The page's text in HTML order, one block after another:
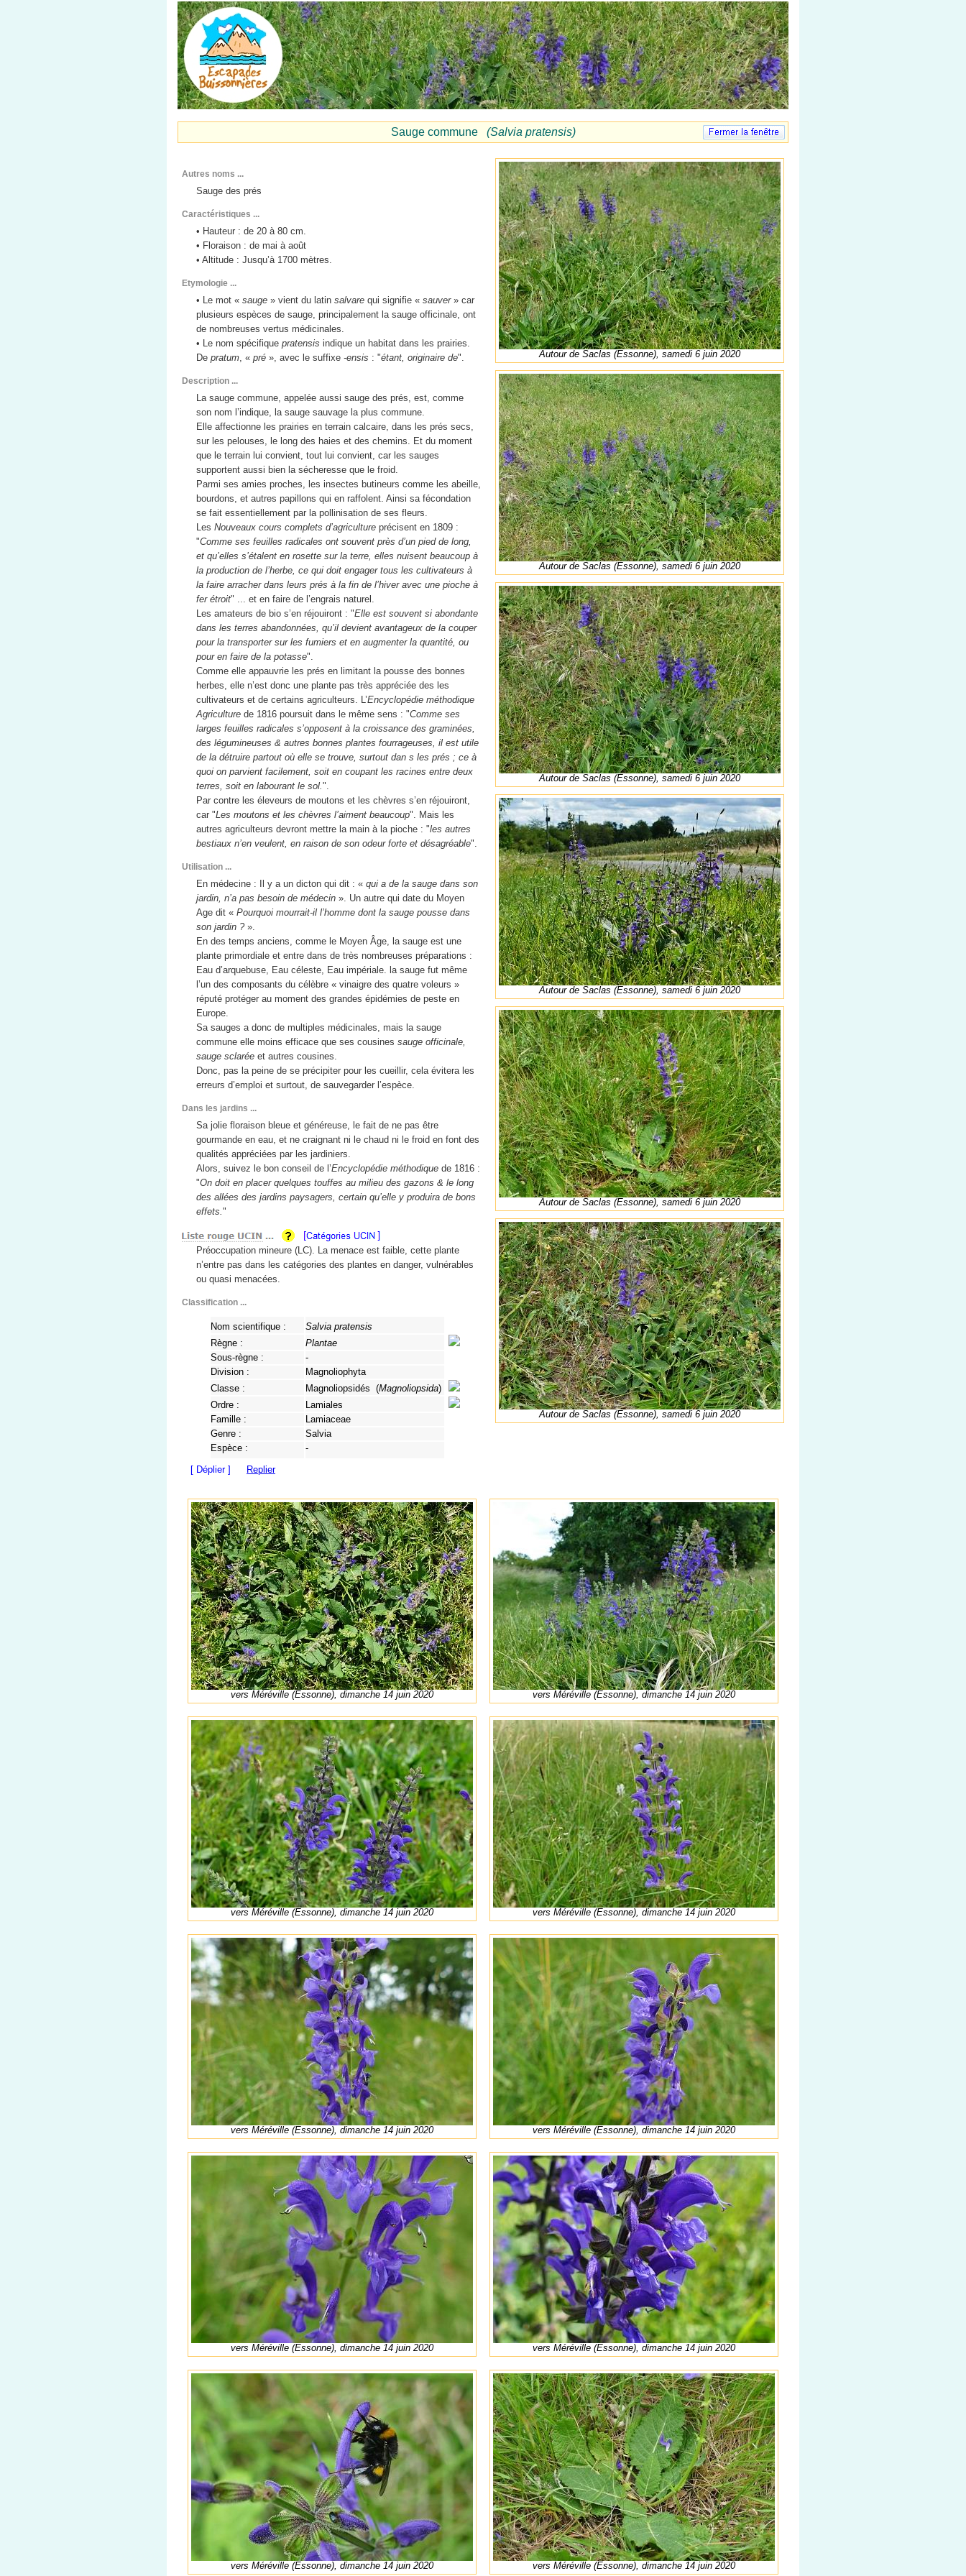
Sauge commune (Salvia pratensis)
Autour de Saclas (Essonne), samedi 6 juin 2020
Autour de Saclas (Essonne), samedi 6 juin 2020
Autour de Saclas (Essonne), samedi 6 juin 2020
Autour de Saclas (Essonne), samedi 6 juin 2020
Autour de Saclas (Essonne), samedi 6 juin 2020
Autour de Saclas (Essonne), samedi 6 juin 2020
Autres noms ...
Sauge des prés
Caractéristiques ...
• Hauteur : de 20 à 80 cm.
• Floraison : de mai à août
• Altitude : Jusqu’à 1700 mètres.
Etymologie ...
• Le mot « sauge » vient du latin salvare qui signifie « sauver» car
plusieurs espèces de sauge, principalement la sauge officinale, ont
de nombreuses vertus médicinales.
• Le nom spécifique pratensis indique un habitat dans les prairies.
De pratum, « pré », avec le suffixe -ensis : "étant, originaire de".
Description ...
La sauge commune, appelée aussi sauge des prés, est, comme
son nom l’indique, la sauge sauvage la plus commune.
Elle affectionne les prairies en terrain calcaire, dans les prés secs,
sur les pelouses, le long des haies et des chemins. Et du moment
que le terrain lui convient, tout lui convient, car les sauges
supportent aussi bien la sécheresse que le froid.
Parmi ses amies proches, les insectes butineurs comme les abeille,
bourdons, et autres papillons qui en raffolent. Ainsi sa fécondation
se fait essentiellement par la pollinisation de ses fleurs.
Les Nouveaux cours complets d’agriculture précisent en 1809 :
"Comme ses feuilles radicales ont souvent près d’un pied de long,
et qu’elles s’étalent en rosette sur la terre, elles nuisent beaucoup à
la production de l’herbe, ce qui doit engager tous les cultivateurs à
la faire arracher dans leurs prés à la fin de l’hiver avec une pioche à
fer étroit" ... et en faire de l’engrais naturel.
Les amateurs de bio s’en réjouiront : "Elle est souvent si abondante
dans les terres abandonnées, qu’il devient avantageux de la couper
pour la transporter sur les fumiers et en augmenter la quantité, ou
pour en faire de la potasse".
Comme elle appauvrie les prés en limitant la pousse des bonnes
herbes, elle n’est donc une plante pas très appréciée des les
cultivateurs et de certains agriculteurs. L’Encyclopédie méthodique
Agriculture de 1816 poursuit dans le même sens : "Comme ses
larges feuilles radicales s’opposent à la croissance des graminées,
des légumineuses & autres bonnes plantes fourrageuses, il est utile
de la détruire partout où elle se trouve, surtout dan s les prés ; ce à
quoi on parvient facilement, soit en coupant les racines entre deux
terres, soit en labourant le sol.".
Par contre les éleveurs de moutons et les chèvres s’en réjouiront,
car "Les moutons et les chèvres l’aiment beaucoup". Mais les
autres agriculteurs devront mettre la main à la pioche : "les autres
bestiaux n’en veulent, en raison de son odeur forte et désagréable".
Utilisation ...
En médecine : Il y a un dicton qui dit : « qui a de la sauge dans son
jardin, n’a pas besoin de médecin ». Un autre qui date du Moyen
Age dit « Pourquoi mourrait-il l’homme dont la sauge pousse dans
son jardin ?».
En des temps anciens, comme le Moyen Âge, la sauge est une
plante primordiale et entre dans de très nombreuses préparations :
Eau d’arquebuse, Eau céleste, Eau impériale. la sauge fut même
l’un des composants du célèbre « vinaigre des quatre voleurs »
réputé protéger au moment des grandes épidémies de peste en
Europe.
Sa sauges a donc de multiples médicinales, mais la sauge
commune elle moins efficace que ses cousines sauge officinale,
sauge sclarée et autres cousines.
Donc, pas la peine de se précipiter pour les cueillir, cela évitera les
erreurs d’emploi et surtout, de sauvegarder l’espèce.
Dans les jardins ...
Sa jolie floraison bleue et généreuse, le fait de ne pas être
gourmande en eau, et ne craignant ni le chaud ni le froid en font des
qualités appréciées par les jardiniers.
Alors, suivez le bon conseil de l’Encyclopédie méthodique de 1816 :
"On doit en placer quelques touffes au milieu des gazons & le long
des allées des jardins paysagers, certain qu’elle y produira de bons
effets."
Préoccupation mineure (LC). La menace est faible, cette plante
n’entre pas dans les catégories des plantes en danger, vulnérables
ou quasi menacées.
Classification ...
Nom scientifique :
Salvia pratensis
Règne :
Plantae
Sous-règne :
-
Division :
Magnoliophyta
Classe :
Magnoliopsidés (Magnoliopsida)
Ordre :
Lamiales
Famille :
Lamiaceae
Genre :
Salvia
Espèce :
-
[ Déplier ]
Replier
vers Méréville (Essonne), dimanche 14 juin 2020 vers Méréville (Essonne), dimanche 14 juin 2020
vers Méréville (Essonne), dimanche 14 juin 2020 vers Méréville (Essonne), dimanche 14 juin 2020
vers Méréville (Essonne), dimanche 14 juin 2020 vers Méréville (Essonne), dimanche 14 juin 2020
vers Méréville (Essonne), dimanche 14 juin 2020 vers Méréville (Essonne), dimanche 14 juin 2020
vers Méréville (Essonne), dimanche 14 juin 2020 vers Méréville (Essonne), dimanche 14 juin 2020